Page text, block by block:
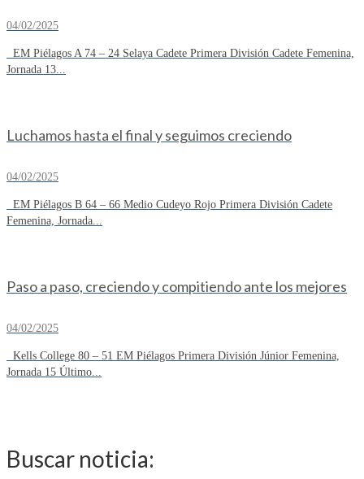
04/02/2025
EM Piélagos A 74 – 24 Selaya Cadete Primera División Cadete Femenina,
Jornada 13...
Luchamos hasta el final y seguimos creciendo
04/02/2025
EM Piélagos B 64 – 66 Medio Cudeyo Rojo Primera División Cadete
Femenina, Jornada...
Paso a paso, creciendo y compitiendo ante los mejores
04/02/2025
Kells College 80 – 51 EM Piélagos Primera División Júnior Femenina,
Jornada 15 Último...
Buscar noticia: